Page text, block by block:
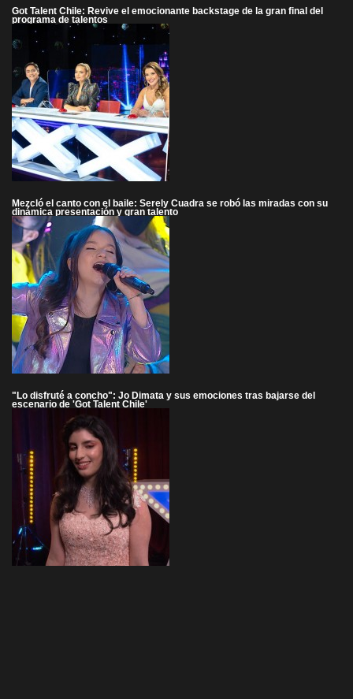
Got Talent Chile: Revive el emocionante backstage de la gran final del
programa de talentos
Mezcló el canto con el baile: Serely Cuadra se robó las miradas con su
dinámica presentación y gran talento
"Lo disfruté a concho": Jo Dimata y sus emociones tras bajarse del
escenario de 'Got Talent Chile'